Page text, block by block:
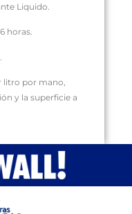
Liquido
horas.
litro por mano,
y la superficie a